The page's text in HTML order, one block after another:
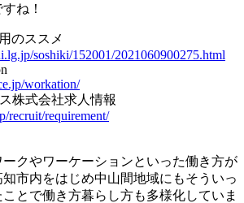
ね！
のススメ
soshiki/152001/2021060900275.html
workation/
株式会社求人情報
recruit/requirement/
クやワーケーションといった働き方が
市内をはじめ中山間地域にもそういっ
とで働き方暮らし方も多様化していま